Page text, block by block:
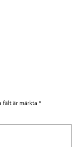
fält är märkta *